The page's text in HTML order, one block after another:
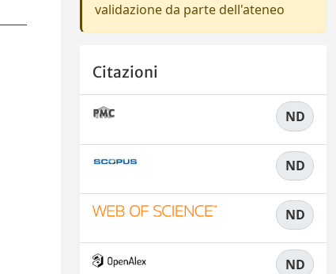
validazione da parte dell'ateneo
Citazioni
ND
ND
ND
ND